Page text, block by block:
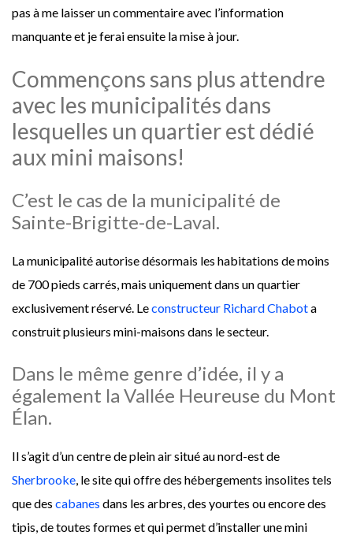
pas à me laisser un commentaire avec l’information
manquante et je ferai ensuite la mise à jour.
Commençons sans plus attendre
avec les municipalités dans
lesquelles un quartier est dédié
aux mini maisons!
C’est le cas de la municipalité de
Sainte-Brigitte-de-Laval.
La municipalité autorise désormais les habitations de moins
de 700 pieds carrés, mais uniquement dans un quartier
exclusivement réservé. Leconstructeur Richard Chabota
construit plusieurs mini-maisons dans le secteur.
Dans le même genre d’idée, il y a
également la Vallée Heureuse du Mont
Élan.
Il s’agit d’un centre de plein air situé au nord-est de
Sherbrooke , le site qui offre des hébergements insolites tels
que des cabanes dans les arbres, des yourtes ou encore des
tipis, de toutes formes et qui permet d’installer une mini